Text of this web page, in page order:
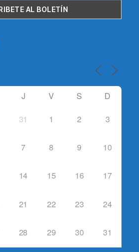
J V S D
31 1 2 3
7 8 9 10
14 15 16 17
21 22 23 24
28 29 30 31